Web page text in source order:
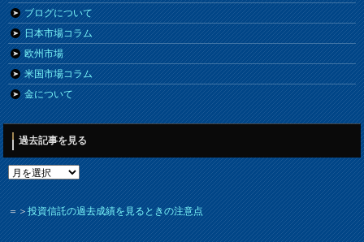
ブログについて
日本市場コラム
欧州市場
米国市場コラム
金について
過去記事を見る
＝＞投資信託の過去成績を見るときの注意点